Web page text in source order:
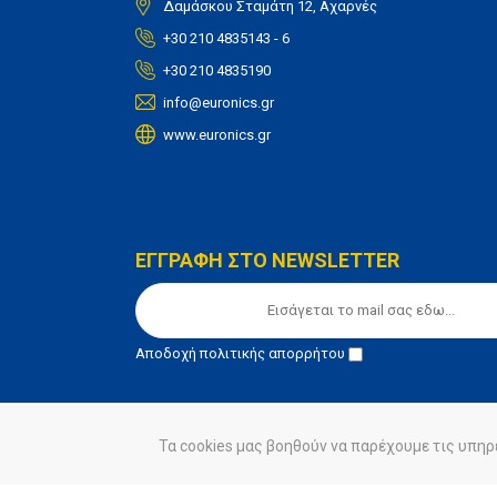
Δαμάσκου Σταμάτη 12, Αχαρνές
+30 210 4835143 - 6
+30 210 4835190
info@euronics.gr
www.euronics.gr
ΕΓΓΡΑΦΗ ΣΤΟ NEWSLETTER
Αποδοχήπολιτικής απορρήτου
© euronics 2020 Όροι Χρήσης Πολιτική
Τα cookies μας βοηθούν να παρέχουμε τις